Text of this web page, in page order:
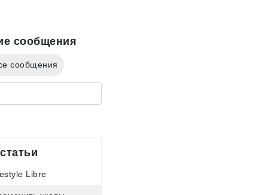
сообщения
сообщения
Libre